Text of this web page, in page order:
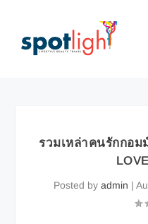
รวมเหล่าคนรักกอม
Posted by admin |